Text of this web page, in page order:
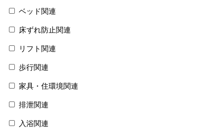
ベッド関連
床ずれ防止関連
リフト関連
歩行関連
家具・住環境関連
排泄関連
入浴関連